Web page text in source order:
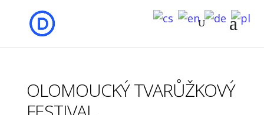
OLOMOUCKÝ TVARŮŽKOVÝ